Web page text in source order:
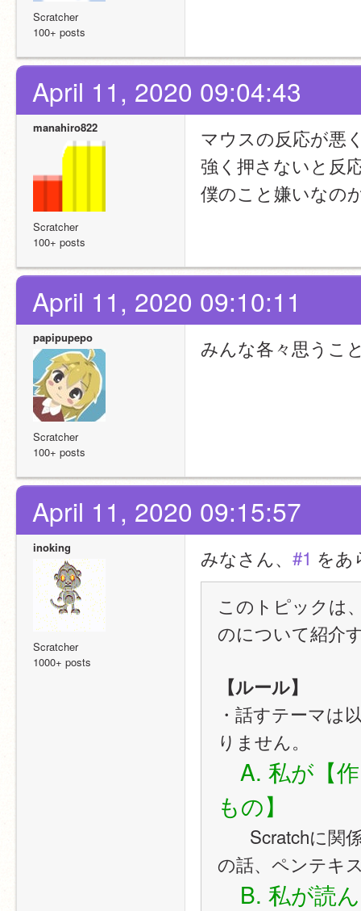
Scratcher
100+ posts
April 11, 2020 09:04:43
manahiro822
Scratcher
100+ posts
マウスの反応が悪
強く押さないと反
僕のこと嫌いなの
April 11, 2020 09:10:11
papipupepo
Scratcher
100+ posts
みんな各々思うこ
April 11, 2020 09:15:57
inoking
Scratcher
1000+ posts
みなさん、 #1 をあ
このトピックは
のについて紹介
【ルール】
・話すテーマは
りません。
A. 私が【
もの】
の話、ペンテキ
B. 私が読